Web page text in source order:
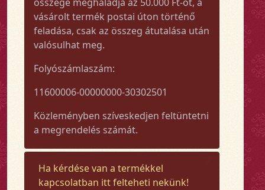
vásárolt termék postai úton történő
feladása, csak az összeg átutalása után
valósulhat meg.
Folyószámlaszám:
11600006-00000000-30302501
Közleményben szíveskedjen feltüntetni
a megrendelés számát.
Ha kérdése van a termékkel
kapcsolatban itt felteheti nekünk!